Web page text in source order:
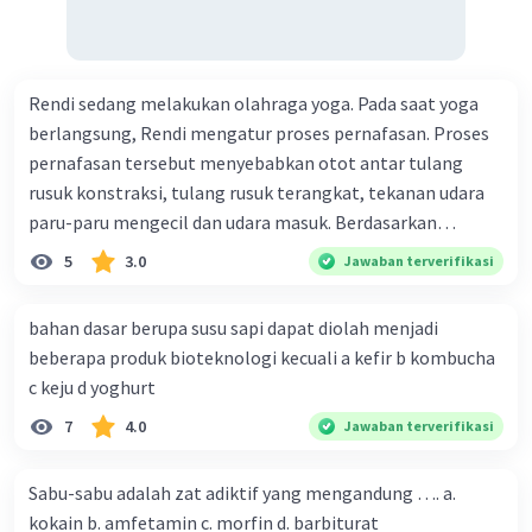
-Mengonsumsi obat sesuai anjuran
Beri Rating·5.0( 1) Balas
Rendi sedang melakukan olahraga yoga. Pada saat yoga
berlangsung, Rendi mengatur proses pernafasan. Proses
pernafasan tersebut menyebabkan otot antar tulang
rusuk konstraksi, tulang rusuk terangkat, tekanan udara
paru-paru mengecil dan udara masuk. Berdasarkan
informasi tersebut, dapat disimpulkan bahwa Rendi
sedang melakukan proses pernafasan....
5 3.0 Jawaban terverifikasi
bahan dasar berupa susu sapi dapat diolah menjadi
beberapa produk bioteknologi kecuali a kefir b kombucha
c keju d yoghurt
7 4.0 Jawaban terverifikasi
Sabu-sabu adalah zat adiktif yang mengandung …. a.
kokain b. amfetamin c. morfin d. barbiturat